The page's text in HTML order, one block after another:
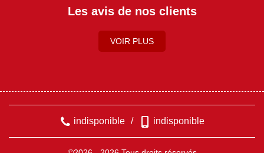
Les avis de nos clients
VOIR PLUS
indisponible / indisponible